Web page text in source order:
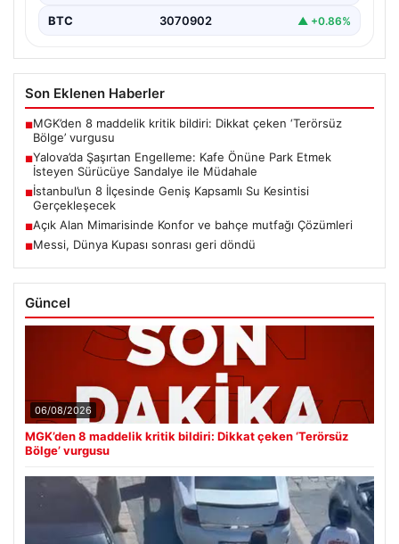
BTC 3070902 ▲ +0.86%
Son Eklenen Haberler
■MGK’den 8 maddelik kritik bildiri: Dikkat çeken ‘Terörsüz
Bölge’ vurgusu
■Yalova’da Şaşırtan Engelleme: Kafe Önüne Park Etmek
İsteyen Sürücüye Sandalye ile Müdahale
■İstanbul’un 8 İlçesinde Geniş Kapsamlı Su Kesintisi
Gerçekleşecek
■Açık Alan Mimarisinde Konfor ve bahçe mutfağı Çözümleri
■Messi, Dünya Kupası sonrası geri döndü
Güncel
06/08/2026
MGK’den 8 maddelik kritik bildiri: Dikkat çeken ‘Terörsüz
Bölge’ vurgusu